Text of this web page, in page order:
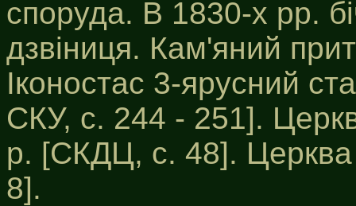
споруда. В 1830-х рр.
дзвіниця. Кам'яний
Іконостас 3-ярусний
СКУ, с. 244 - 251].
р. [СКДЦ, с. 48].
8].